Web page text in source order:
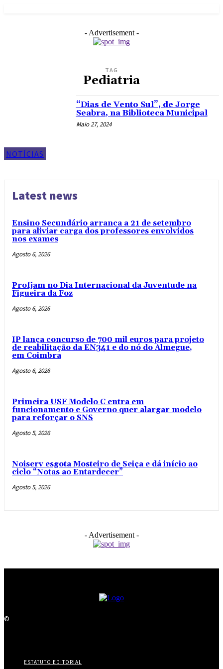
- Advertisement -
TAG
Pediatria
NOTÍCIAS
“Dias de Vento Sul”, de Jorge
Seabra, na Biblioteca Municipal
Maio 27, 2024
Latest news
Ensino Secundário arranca a 21 de setembro
para aliviar carga dos professores envolvidos
nos exames
Agosto 6, 2026
Profjam no Dia Internacional da Juventude na
Figueira da Foz
Agosto 6, 2026
IP lança concurso de 700 mil euros para projeto
de reabilitação da EN341 e do nó do Almegue,
em Coimbra
Agosto 6, 2026
Primeira USF Modelo C entra em
funcionamento e Governo quer alargar modelo
para reforçar o SNS
Agosto 5, 2026
Noiserv esgota Mosteiro de Seiça e dá início ao
ciclo “Notas ao Entardecer”
Agosto 5, 2026
- Advertisement -
©
ESTATUTO EDITORIAL